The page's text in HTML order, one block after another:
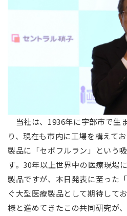
当社は、1936年に宇部市で生
り、現在も市内に工場を構えて
製品に「セボフルラン」という
す。30年以上世界中の医療現場
製品ですが、本日発表に至った
ぐ大型医療製品として期待して
様と進めてきたこの共同研究が